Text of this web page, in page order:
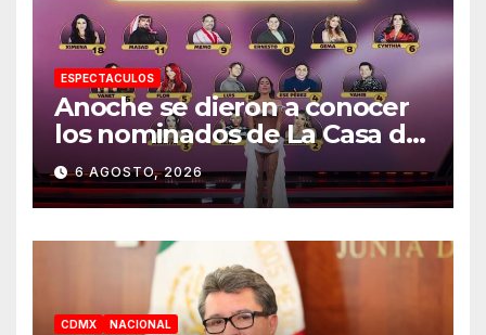
ESPECTACULOS
Anoche se dieron a conocer
los nominados de La Casa de
los Famosos México 2026 en
la segunda semana
6 AGOSTO, 2026
CDMX NACIONAL